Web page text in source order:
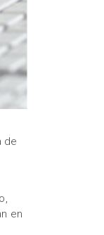
de
en